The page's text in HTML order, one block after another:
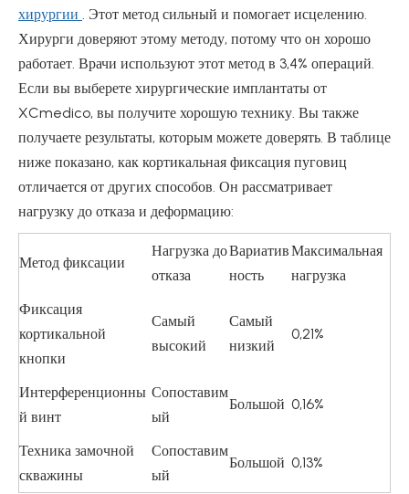
хирургии
. Этот метод сильный и помогает исцелению.
Хирурги доверяют этому методу, потому что он хорошо
работает. Врачи используют этот метод в 3,4% операций.
Если вы выберете хирургические имплантаты от
XCmedico, вы получите хорошую технику. Вы также
получаете результаты, которым можете доверять. В таблице
ниже показано, как кортикальная фиксация пуговиц
отличается от других способов. Он рассматривает
нагрузку до отказа и деформацию:
Метод фиксации
Нагрузка до
отказа
Вариатив
ность
Максимальная
нагрузка
Фиксация
кортикальной
кнопки
Самый
высокий
Самый
низкий
0,21%
Интерференционны
й винт
Сопоставим
ый
Большой 0,16%
Техника замочной
скважины
Сопоставим
ый
Большой 0,13%